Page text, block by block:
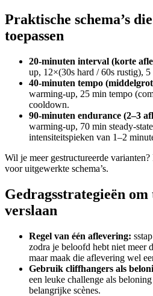
Praktische schema’s
toepassen
20-minuten interval (korte
up, 12×(30s hard / 60s rustig),
40-minuten tempo
warming-up, 25 min tempo
cooldown.
90-minuten endurance (2–3
warming-up, 70 min steady-
intensiteitspieken van 1–2
Wil je meer gestructureerde
voor uitgewerkte schema’s.
Gedragsstrategieën
verslaan
Regel van één aflevering:
zodra je beloofd hebt niet
maar maak die aflevering wel
Gebruik cliffhangers als
een leuke challenge als
belangrijke scènes.